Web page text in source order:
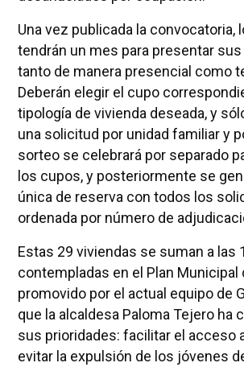
Una vez publicada la convocatoria,
tendrán un mes para presentar
tanto de manera presencial como
Deberán elegir el cupo
tipología de vivienda deseada, y
una solicitud por unidad familiar y
sorteo se celebrará por separado
los cupos, y posteriormente se
única de reserva con todos los
ordenada por número de
Estas 29 viviendas se suman a las
contempladas en el Plan Municipal
promovido por el actual equipo de
que la alcaldesa Paloma Tejero ha
sus prioridades: facilitar el acceso
evitar la expulsión de los jóvenes